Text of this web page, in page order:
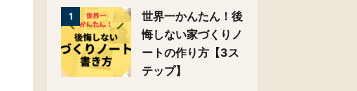
1
世界一かんたん！後
悔しない家づくりノ
ートの作り方【3ス
テップ】